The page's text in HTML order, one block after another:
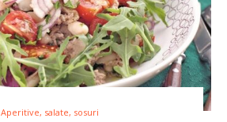
Aperitive, salate, sosuri